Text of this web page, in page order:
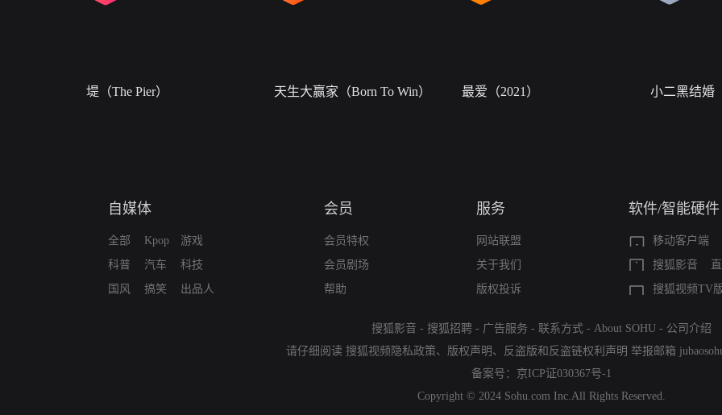
堤（The Pier） 天生大赢家（Born To Win） 最爱（2021） 小二黑结婚
自媒体
全部
科普
国风
Kpop
汽车
搞笑
游戏
科技
出品人
会员
会员特权
会员剧场
帮助
服务
网站联盟
关于我们
版权投诉
软件/智能硬件
移动客户端
搜狐影音
搜狐视频TV
搜狐影音 - 搜狐招聘 - 广告服务 - 联系方式 - About SOHU - 公司介绍
请仔细阅读 搜狐视频隐私政策、 版权声明 、 反盗版和反盗链权利声明 举报邮箱
备案号： 京ICP证030367号-1
Copyright © 2024 Sohu.com Inc.All Rights Reserved.